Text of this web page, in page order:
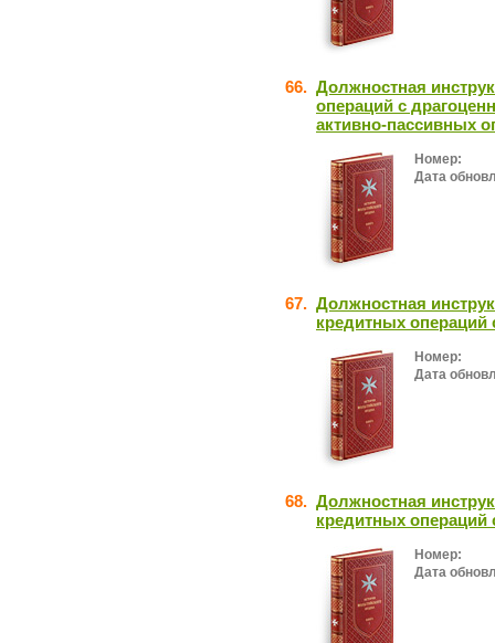
66. Должностная
операций с
активно-пассивных
Номер:
Дата
67. Должностная
кредитных
Номер:
Дата
68. Должностная
кредитных
Номер:
Дата